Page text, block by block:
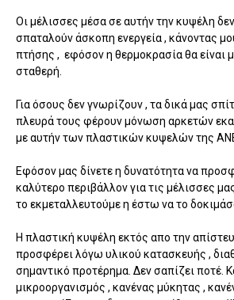
Οι μέλισσες μέσα σε αυτήν την κυψέλη
σπαταλούν άσκοπη ενεργεία , κάνοντας
πτήσης , εφόσον η θερμοκρασία θα είναι
σταθερή.
Για όσους δεν γνωρίζουν , τα δικά μας
πλευρά τους φέρουν μόνωση αρκετών
με αυτήν των πλαστικών κυψελών της
Eφόσον μας δίνετε η δυνατότητα να
καλύτερο περιβάλλον για τις μέλισσες
το εκμεταλλευτούμε η έστω να το
Η πλαστική κυψέλη εκτός απο την
προσφέρει λόγω υλικού κατασκευής ,
σημαντικό προτέρημα. Δεν σαπίζει ποτέ.
μικροοργανισμός , κανένας μύκητας ,